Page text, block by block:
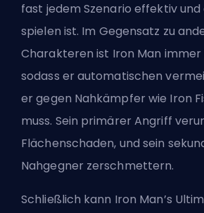
fast jedem Szenario effektiv und
spielen ist. Im Gegensatz zu
Charakteren ist Iron Man immer
sodass er automatischen
er gegen Nahkämpfer wie Iron
muss. Sein primärer Angriff
Flächenschaden, und sein
Nahgegner zerschmettern.
Schließlich kann Iron Man’s